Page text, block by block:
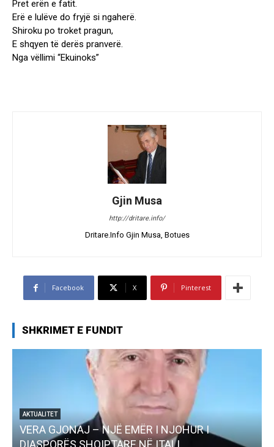
Pret erën e fatit.
Erë e lulëve do fryjë si ngaherë.
Shiroku po troket pragun,
E shqyen të derës pranverë.
Nga vëllimi “Ekuinoks”
Gjin Musa
http://dritare.info/
Dritare.Info Gjin Musa, Botues
Facebook X Pinterest
SHKRIMET E FUNDIT
AKTUALITET
VERA GJONAJ – NJË EMËR I NJOHUR I
DIASPORËS SHQIPTARE NË ITALI